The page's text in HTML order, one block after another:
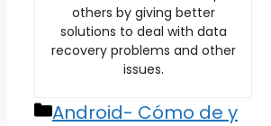
others by giving better
solutions to deal with data
recovery problems and other
issues.
Categories
Android- Cómo de y